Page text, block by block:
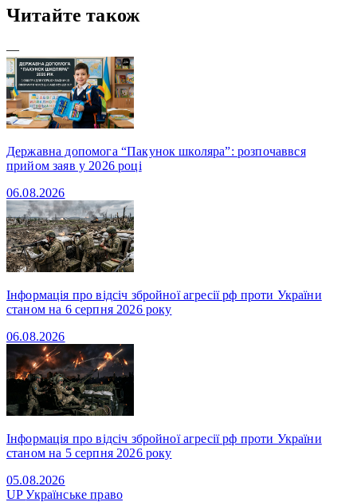
Читайте також
—
Державна допомога “Пакунок школяра”: розпочаввся
прийом заяв у 2026 році
06.08.2026
Інформація про відсіч збройної агресії рф проти України
станом на 6 серпня 2026 року
06.08.2026
Інформація про відсіч збройної агресії рф проти України
станом на 5 серпня 2026 року
05.08.2026
UPУкраїнське право